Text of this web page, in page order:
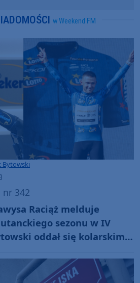
w Weekend FM
Bytowski
nr 342
Raciąż melduje
sezonu w IV
oddał się kolarskim